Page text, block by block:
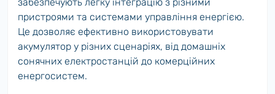
пристроями та системами управління енергією.
Це дозволяє ефективно використовувати
акумулятор у різних сценаріях, від домашніх
сонячних електростанцій до комерційних
енергосистем.